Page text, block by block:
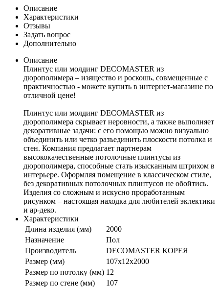
Описание
Характеристики
Отзывы
Задать вопрос
Дополнительно
Описание
Плинтус или молдинг DECOMASTER из
дюрополимера – изящество и роскошь, совмещенные с
практичностью - можете купить в интернет-магазине по
отличной цене!
Плинтус или молдинг DECOMASTER из
дюрополимера скрывает неровности, а также выполняет
декоративные задачи: с его помощью можно визуально
объединить или четко разъединить плоскости потолка и
стен. Компания предлагает партнерам
высококачественные потолочные плинтусы из
дюрополимера, способные стать изысканным штрихом в
интерьере. Оформляя помещение в классическом стиле,
без декоративных потолочных плинтусов не обойтись.
Изделия со сложным и искусно проработанным
рисунком – настоящая находка для любителей эклектики
и ар-деко.
Характеристики
Длина изделия (мм)
2000
Назначение
Пол
Производитель
DECOMASTER КОРЕЯ
Размер (мм)
107x12x2000
Размер по потолку (мм) 12
Размер по стене (мм)
107